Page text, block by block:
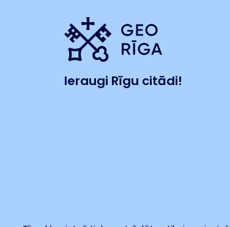
Ieraugi Rīgu citādi!